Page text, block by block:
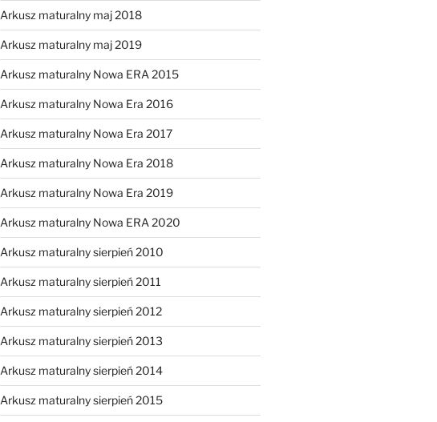
Arkusz maturalny maj 2018
Arkusz maturalny maj 2019
Arkusz maturalny Nowa ERA 2015
Arkusz maturalny Nowa Era 2016
Arkusz maturalny Nowa Era 2017
Arkusz maturalny Nowa Era 2018
Arkusz maturalny Nowa Era 2019
Arkusz maturalny Nowa ERA 2020
Arkusz maturalny sierpień 2010
Arkusz maturalny sierpień 2011
Arkusz maturalny sierpień 2012
Arkusz maturalny sierpień 2013
Arkusz maturalny sierpień 2014
Arkusz maturalny sierpień 2015